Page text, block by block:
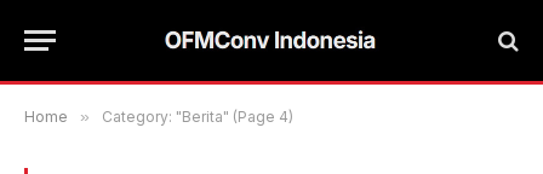
Home » Category: "Berita" (Page 4)